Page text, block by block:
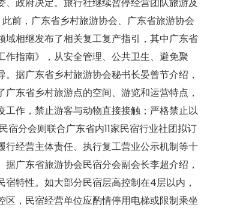
，广东省乡村旅游协会、广东省旅游协会
相继发布了相关复工复产指引，其中广东省
指南》，从安全管理、公共卫生、避免聚
据广东省乡村旅游协会秘书长晏曾节介绍，
东省乡村旅游点的空间、游览和运营特点，
作，禁止游客与动物直接接触；严格禁止以
会则联合广东省内11家民宿行业社团拟订
经营主体责任、执行复工营业公示机制等十
广东省旅游协会民宿分会副会长李超介绍，
宿特性。如大部分民宿层高控制在4层以内，
，民宿经营单位应酌情停用电梯或限制乘坐